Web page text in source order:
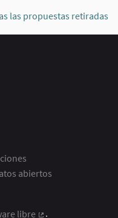
las propuestas retiradas
abiertos
libre .